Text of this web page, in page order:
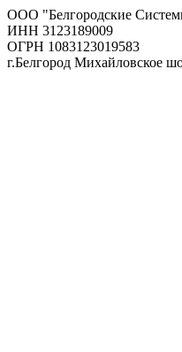
ООО "Белгородские
ИНН 3123189009
ОГРН 1083123019583
г.Белгород Михайловское